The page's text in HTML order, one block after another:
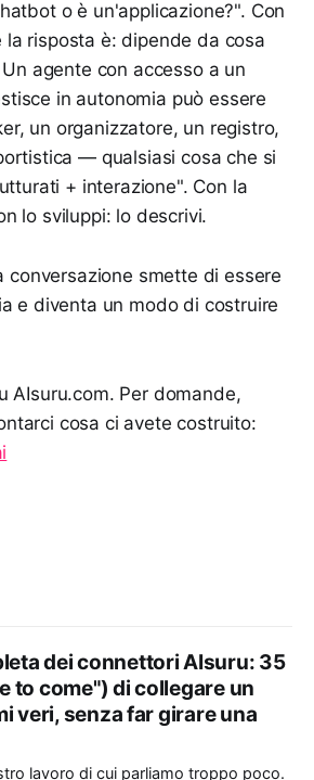
o è un'applicazione?". Con
la risposta è: dipende da cosa
agente con accesso a un
in autonomia può essere
un organizzatore, un registro,
— qualsiasi cosa che si
+ interazione". Con la
lo sviluppi: lo descrivi.
conversazione smette di essere
e diventa un modo di costruire
AIsuru.com. Per domande,
cosa ci avete costruito:
dei connettori AIsuru: 35
to come") di collegare un
veri, senza far girare una
lavoro di cui parliamo troppo poco.